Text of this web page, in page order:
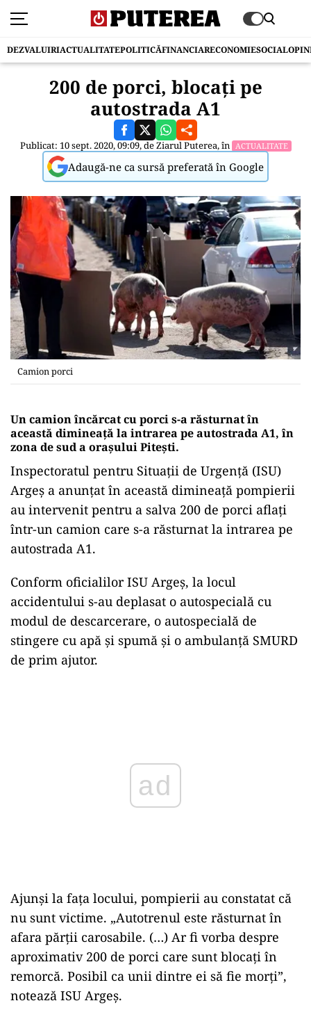
DEZVALUIRIACTUALITATEPOLITICĂFINANCIARECONOMIESOCIAL
200 de porci, blocați pe
autostrada A1
Publicat: 10 sept. 2020, 09:09, deZiarul Puterea, în ACTUALITATE
Adaugă-ne ca sursă preferată în Google
Camion porci
Un camion încărcat cu porci s-a răsturnat în
această dimineață la intrarea pe autostrada A1, în
zona de sud a orașului Piteşti.
Inspectoratul pentru Situaţii de Urgenţă (ISU)
Argeş a anunțat în această dimineață pompierii
au intervenit pentru a salva 200 de porci aflați
într-un camion care s-a răsturnat la intrarea pe
autostrada A1.
Conform oficialilor ISU Argeș, la locul
accidentului s-au deplasat o autospecială cu
modul de descarcerare, o autospecială de
stingere cu apă şi spumă şi o ambulanţă SMURD
de prim ajutor.
Ajunși la fața locului, pompierii au constatat că
nu sunt victime. „Autotrenul este răsturnat în
afara părţii carosabile. (…) Ar fi vorba despre
aproximativ 200 de porci care sunt blocaţi în
remorcă. Posibil ca unii dintre ei să fie morţi”,
notează ISU Argeş.